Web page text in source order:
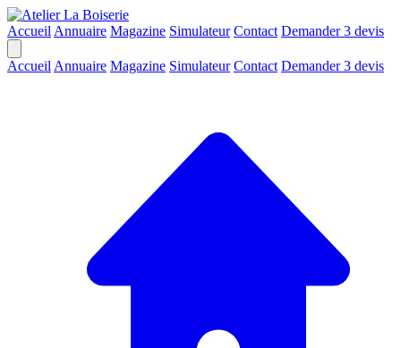
Accueil Annuaire Magazine Simulateur Contact Demander 3 devis
Accueil Annuaire Magazine Simulateur Contact Demander 3 devis